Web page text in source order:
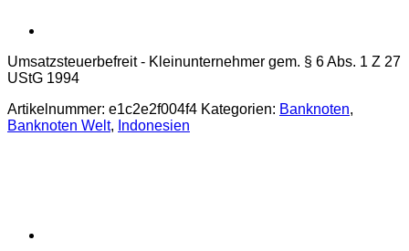
Umsatzsteuerbefreit - Kleinunternehmer gem. § 6 Abs. 1 Z 27
UStG 1994
Artikelnummer: e1c2e2f004f4 Kategorien: Banknoten,
Banknoten Welt, Indonesien